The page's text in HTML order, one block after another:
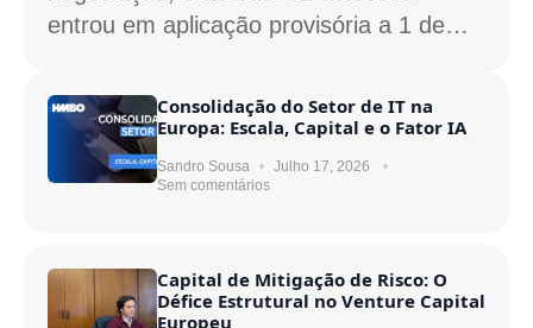
entrou em aplicação provisória a 1 de…
Consolidação do Setor de IT na
Europa: Escala, Capital e o Fator IA
Sandro Sousa
Julho 17, 2026
Sem comentários
Capital de Mitigação de Risco: O
Défice Estrutural no Venture Capital
Europeu